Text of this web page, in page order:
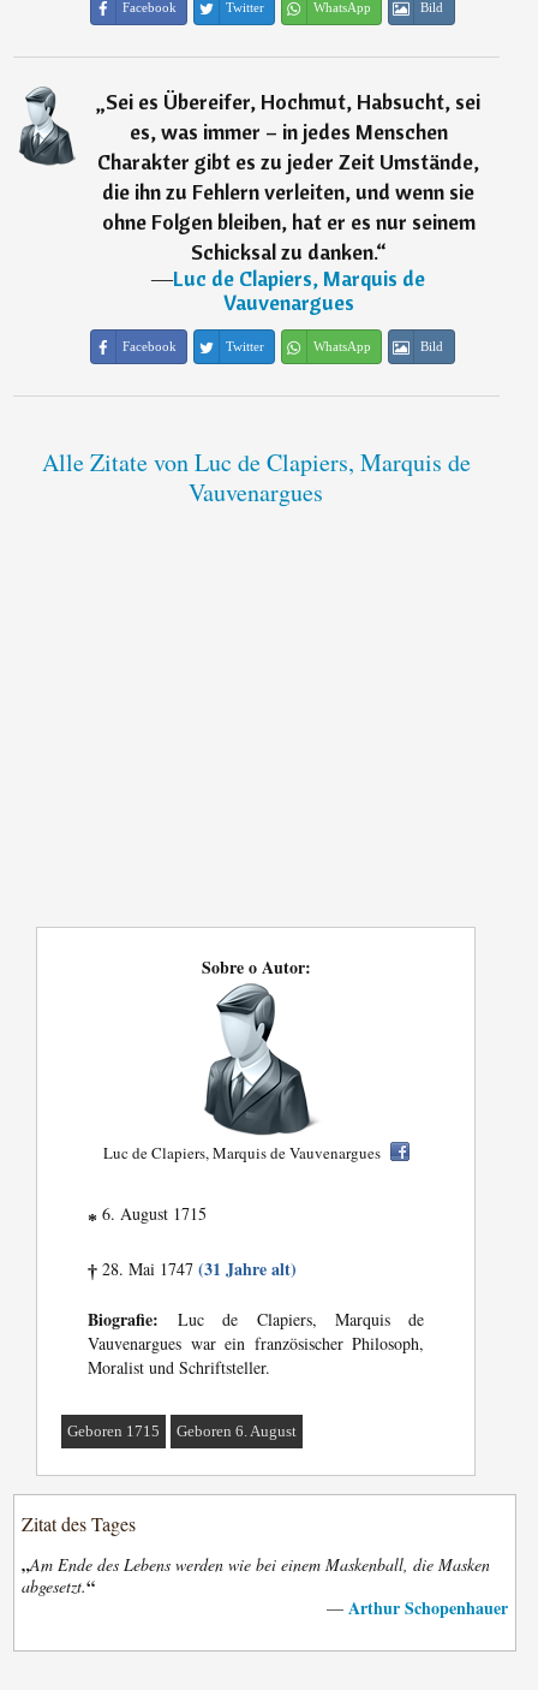
Facebook Twitter WhatsApp Bild
„Sei es Übereifer, Hochmut, Habsucht, sei
es, was immer – in jedes Menschen
Charakter gibt es zu jeder Zeit Umstände,
die ihn zu Fehlern verleiten, und wenn sie
ohne Folgen bleiben, hat er es nur seinem
Schicksal zu danken.“
―Luc de Clapiers, Marquis de
Vauvenargues
Facebook Twitter WhatsApp Bild
Alle Zitate von Luc de Clapiers, Marquis de
Vauvenargues
Sobre o Autor:
Luc de Clapiers, Marquis de Vauvenargues
* 6. August 1715
† 28. Mai 1747(31 Jahre alt)
Biografie: Luc de Clapiers, Marquis de
Vauvenargues war ein französischer Philosoph,
Moralist und Schriftsteller.
Geboren 1715 Geboren 6. August
Zitat des Tages
„Am Ende des Lebens werden wie bei einem Maskenball, die Masken
abgesetzt.“
— Arthur Schopenhauer